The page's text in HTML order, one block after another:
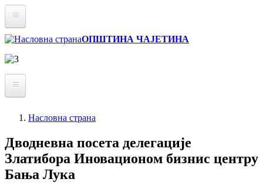
main
content
Статут
Буџет
Информатор о раду
Реализовали смо
Златиборске вести
ОПШТИНА ЧАЈЕТИНА
Инфраструктура
Култура
Образовање
are
here:
Насловна страна
Дводневна посета делегације
Златибора Иновационом бизнис центру
Бања Лука